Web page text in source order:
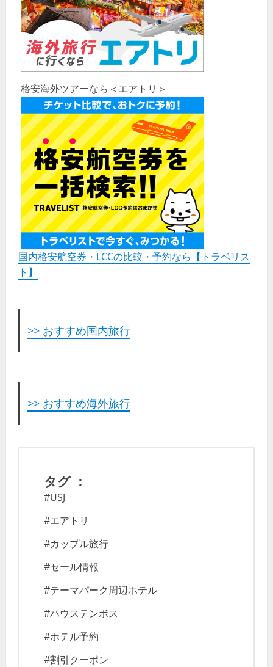
格安海外ツアーなら＜エアトリ＞
国内格安航空券・LCCの比較・予約なら【トラベリス
ト】
>> おすすめ国内旅行
>> おすすめ海外旅行
タグ ：
#USJ
#エアトリ
#カップル旅行
#セール情報
#テーマパーク周辺ホテル
#ハウステンボス
#ホテル予約
#割引クーポン